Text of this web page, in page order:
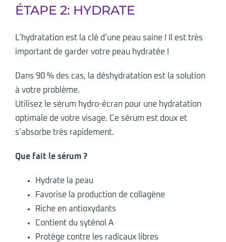
ÉTAPE 2: HYDRATE
L’hydratation est la clé d’une peau saine ! Il est très
important de garder votre peau hydratée !
Dans 90 % des cas, la déshydratation est la solution
à votre problème.
Utilisez le sérum hydro-écran pour une hydratation
optimale de votre visage. Ce sérum est doux et
s’absorbe très rapidement.
Que fait le sérum ?
Hydrate la peau
Favorise la production de collagène
Riche en antioxydants
Contient du syténol A
Protège contre les radicaux libres